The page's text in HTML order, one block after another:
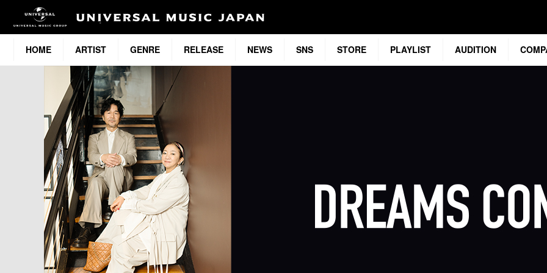
HOME ARTIST GENRE RELEASE NEWS SNS STORE PLAYLIST AUDITION